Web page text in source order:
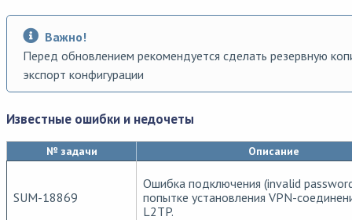
Важно!
Перед обновлением рекомендуется сделать резервную
экспорт конфигурации
Известные ошибки и недочеты
№ задачи Описание
SUM-18869
Ошибка подключения (invalid
попытке установления VPN-
L2TP.